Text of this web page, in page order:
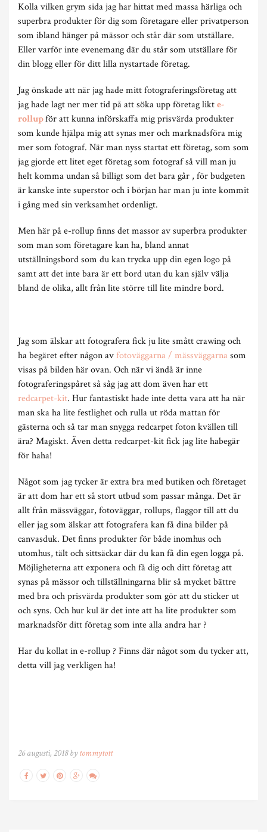
Kolla vilken grym sida jag har hittat med massa härliga och
superbra produkter för dig som företagare eller privatperson
som ibland hänger på mässor och står där som utställare.
Eller varför inte evenemang där du står som utställare för
din blogg eller för ditt lilla nystartade företag.
Jag önskade att när jag hade mitt fotograferingsföretag att
jag hade lagt ner mer tid på att söka upp företag likte-
rollupför att kunna införskaffa mig prisvärda produkter
som kunde hjälpa mig att synas mer och marknadsföra mig
mer som fotograf. När man nyss startat ett företag, som som
jag gjorde ett litet eget företag som fotograf så vill man ju
helt komma undan så billigt som det bara går , för budgeten
är kanske inte superstor och i början har man ju inte kommit
i gång med sin verksamhet ordenligt.
Men här på e-rollup finns det massor av superbra produkter
som man som företagare kan ha, bland annat
utställningsbord som du kan trycka upp din egen logo på
samt att det inte bara är ett bord utan du kan själv välja
bland de olika, allt från lite större till lite mindre bord.
Jag som älskar att fotografera fick ju lite smått crawing och
ha begäret efter någon avfotoväggarna / mässväggarnasom
visas på bilden här ovan. Och när vi ändå är inne
fotograferingspåret så såg jag att dom även har ett
redcarpet-kit. Hur fantastiskt hade inte detta vara att ha när
man ska ha lite festlighet och rulla ut röda mattan för
gästerna och så tar man snygga redcarpet foton kvällen till
ära? Magiskt. Även detta redcarpet-kit fick jag lite habegär
för haha!
Något som jag tycker är extra bra med butiken och företaget
är att dom har ett så stort utbud som passar många. Det är
allt från mässväggar, fotoväggar, rollups, flaggor till att du
eller jag som älskar att fotografera kan få dina bilder på
canvasduk. Det finns produkter för både inomhus och
utomhus, tält och sittsäckar där du kan få din egen logga på.
Möjligheterna att exponera och få dig och ditt företag att
synas på mässor och tillställningarna blir så mycket bättre
med bra och prisvärda produkter som gör att du sticker ut
och syns. Och hur kul är det inte att ha lite produkter som
marknadsför ditt företag som inte alla andra har ?
Har du kollat in e-rollup ? Finns där något som du tycker att,
detta vill jag verkligen ha!
26 augusti, 2018 by tommytott